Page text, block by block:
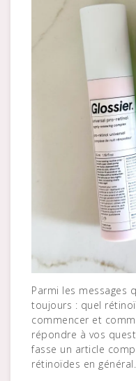
Parmi les messages que je reçois le plus, il y a
toujours : quel
commencer et
répondre à vos
fasse un article
rétinoïdes en général.